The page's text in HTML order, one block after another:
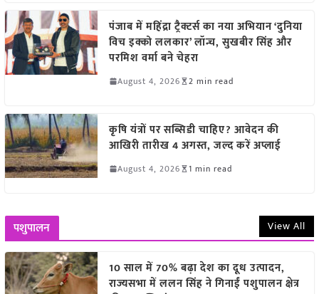
पंजाब में महिंद्रा ट्रैक्टर्स का नया अभियान ‘दुनिया
विच इक्को ललकार’ लॉन्च, सुखबीर सिंह और
परमिश वर्मा बने चेहरा
August 4, 2026 2 min read
कृषि यंत्रों पर सब्सिडी चाहिए? आवेदन की
आखिरी तारीख 4 अगस्त, जल्द करें अप्लाई
August 4, 2026 1 min read
पशुपालन View All
10 साल में 70% बढ़ा देश का दूध उत्पादन,
राज्यसभा में ललन सिंह ने गिनाईं पशुपालन क्षेत्र